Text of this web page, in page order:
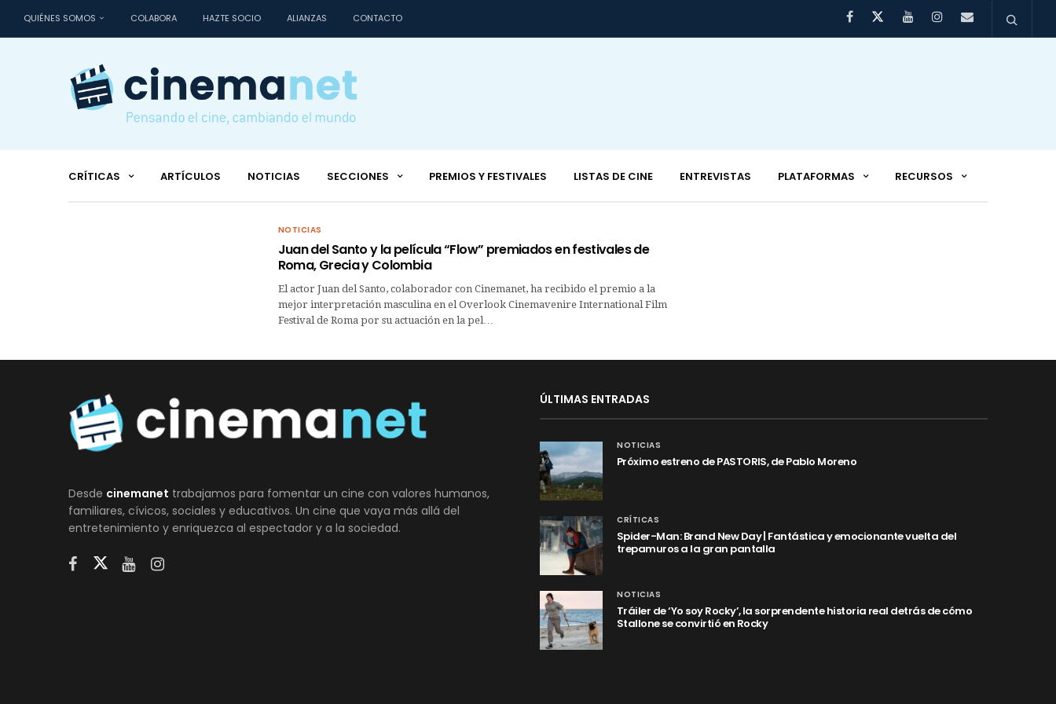
QUIÉNES SOMOS COLABORA HAZTE SOCIO ALIANZAS CONTACTO
CRÍTICAS ARTÍCULOS NOTICIAS SECCIONES PREMIOS Y FESTIVALES LISTAS DE CINE ENTREVISTAS PLATAFORMAS RECURSOS
NOTICIAS
Juan del Santo y la película “Flow” premiados en festivales de
Roma, Grecia y Colombia
El actor Juan del Santo, colaborador con Cinemanet, ha recibido el premio a la
mejor interpretación masculina en el Overlook Cinemavenire International Film
Festival de Roma por su actuación en la pel…
Desde cinemanet trabajamos para fomentar un cine con valores humanos,
familiares, cívicos, sociales y educativos. Un cine que vaya más allá del
entretenimiento y enriquezca al espectador y a la sociedad.
ÚLTIMAS ENTRADAS
NOTICIAS
Próximo estreno de PASTORIS, de Pablo Moreno
CRÍTICAS
Spider-Man: Brand New Day | Fantástica y emocionante vuelta del
trepamuros a la gran pantalla
NOTICIAS
Tráiler de ‘Yo soy Rocky’, la sorprendente historia real detrás de cómo
Stallone se convirtió en Rocky